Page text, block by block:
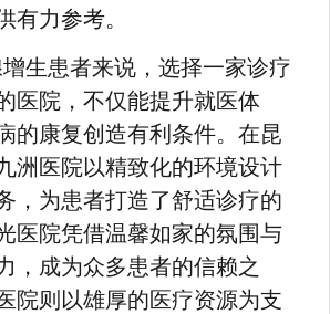
有力参考。
生患者来说，选择一家诊疗
医院，不仅能提升就医体
的康复创造有利条件。在昆
洲医院以精致化的环境设计
，为患者打造了舒适诊疗的
医院凭借温馨如家的氛围与
，成为众多患者的信赖之
院则以雄厚的医疗资源为支